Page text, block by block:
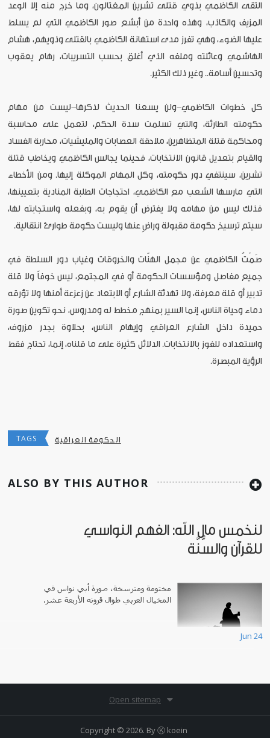
التقى الكاظمي بذوي قتلى تشرين المغتالون، وما خرج منه إلا الوعد
المزيف والكاذب، وهذه واحدة من أبشع صور الكاظمي التي لم يسلط
عليها الضوء، وهي تفرز مدى استهانة الكاظمي بالقتلى وذويهم، هشام
الهاشمي وعائلته وملفه الذي أغلق بحسب التسريبات، رهام يعقوب
وتحسين أسامة.. وغير ذلك الكثير.
كل خطوات الكاظمي-ولن يسعنا الحديث لذكرها-ليست من مهام
حكومته الطارئة، والتي تسلمت سدة الحكم، لتعمل على محاسبة
ومحاكمة قتلة المتظاهرين، ملاحقة العصابات والمليشيات، محاربة الفساد
والقيام بتعديل قانون الانتخابات، فحينما يجالس الكاظمي ويخاطب قتلة
تشرين، سينتفي دور حكومته، وكل المهام الموكلة إليها. ومن الأخطاء
التي مارسها الشعب مع الكاظمي، احتجاجات الطلبة المنادية بتعيينها،
فذلك ليس من مهامه ولا يفترض أن يقوم به، وبفعله واستجابته لها،
سيتم ترسيخ حكومة مقبولة وراضٍ عنها وليست حكومة طوارئ انتقالية.
صَمْتُ الكاظمي عن مجمل الهنّات والخروقات وغياب دور السلطة في
جميع مفاصل ومؤسسات الحكومة أو في المجتمع، ليس خوفاً ولا قلة
تدبير أو قلة معرفة، ولا تهدئة الشارع أو الابتعاد عن زعزعة أمنها ولا تؤرقه
دماء وحياة الناس، إنما السير بمنهج مخطط له ومدروس، نحو تكوين صورة
حميدة داخل الشارع العراقي وإيهام الناس، بحلاوة بجدر مزروف،
واستعداده للفوز بالانتخابات. الدلائل كثيرة على ما قلناه، إنما، تحتاج فقط
الرؤية المبصرة.
TAGS الحكومة العراقية
ALSO BY THIS AUTHOR
لنخمس مال الله: الفهم النواسي
للقرآن والسُّنَّة
مختومة ومترسخة، صورة أبي نواس في
المخيال العربي طوال قرونه الأربعة عشر.
Jun 24
Open sitemap
Copyright © 2026. ByⓀ koein